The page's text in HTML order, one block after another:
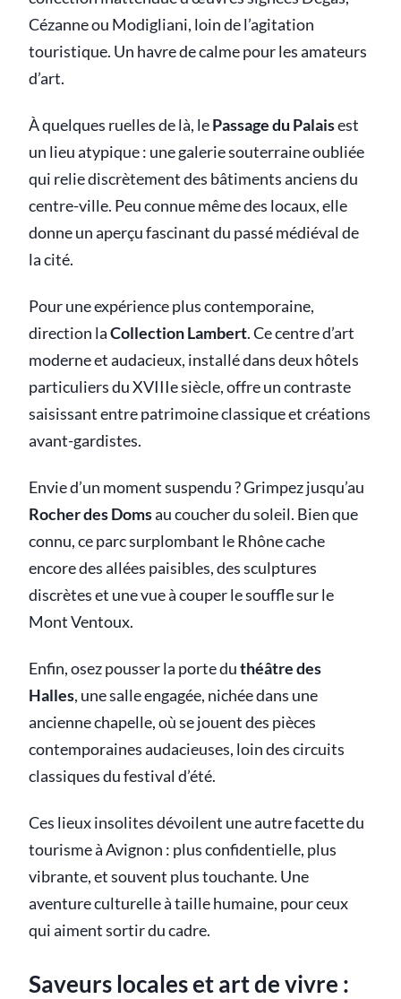
Cézanne ou Modigliani, loin de l’agitation
touristique. Un havre de calme pour les amateurs
d’art.
À quelques ruelles de là, lePassage du Palaisest
un lieu atypique : une galerie souterraine oubliée
qui relie discrètement des bâtiments anciens du
centre-ville. Peu connue même des locaux, elle
donne un aperçu fascinant du passé médiéval de
la cité.
Pour une expérience plus contemporaine,
direction laCollection Lambert. Ce centre d’art
moderne et audacieux, installé dans deux hôtels
particuliers du XVIIIe siècle, offre un contraste
saisissant entre patrimoine classique et créations
avant-gardistes.
Envie d’un moment suspendu ? Grimpez jusqu’au
Rocher des Domsau coucher du soleil. Bien que
connu, ce parc surplombant le Rhône cache
encore des allées paisibles, des sculptures
discrètes et une vue à couper le souffle sur le
Mont Ventoux.
Enfin, osez pousser la porte duthéâtre des
Halles, une salle engagée, nichée dans une
ancienne chapelle, où se jouent des pièces
contemporaines audacieuses, loin des circuits
classiques du festival d’été.
Ces lieux insolites dévoilent une autre facette du
tourisme à Avignon : plus confidentielle, plus
vibrante, et souvent plus touchante. Une
aventure culturelle à taille humaine, pour ceux
qui aiment sortir du cadre.
Saveurs locales et art de vivre :